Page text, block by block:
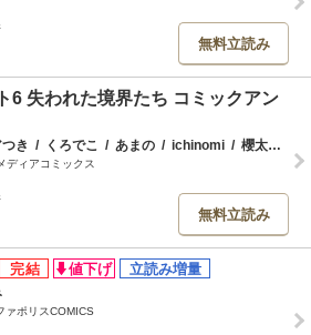
無料立読み
6 失われた境界たち コミックアン
き / くろでこ / あまの / ichinomi / 櫻太助
ディアコミックス
無料立読み
ァポリスCOMICS